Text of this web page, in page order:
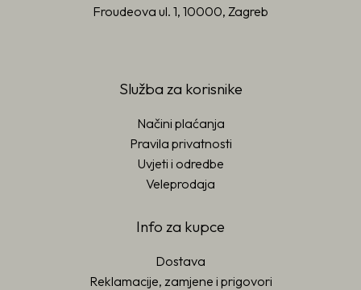
Froudeova ul. 1, 10000, Zagreb
Služba za korisnike
Načini plaćanja
Pravila privatnosti
Uvjeti i odredbe
Veleprodaja
Info za kupce
Dostava
Reklamacije, zamjene i prigovori